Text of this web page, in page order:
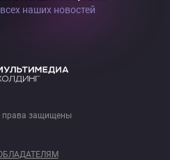
наших новостей
права защищены